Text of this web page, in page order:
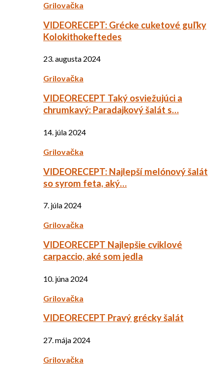
Grilovačka
VIDEORECEPT: Grécke cuketové guľky
Kolokithokeftedes
23. augusta 2024
Grilovačka
VIDEORECEPT Taký osviežujúci a
chrumkavý: Paradajkový šalát s…
14. júla 2024
Grilovačka
VIDEORECEPT: Najlepší melónový šalát
so syrom feta, aký…
7. júla 2024
Grilovačka
VIDEORECEPT Najlepšie cviklové
carpaccio, aké som jedla
10. júna 2024
Grilovačka
VIDEORECEPT Pravý grécky šalát
27. mája 2024
Grilovačka